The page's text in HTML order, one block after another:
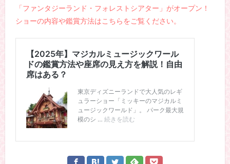
「ファンタジーランド・フォレストシアター」がオープン！
ショーの内容や鑑賞方法はこちらをご覧ください。